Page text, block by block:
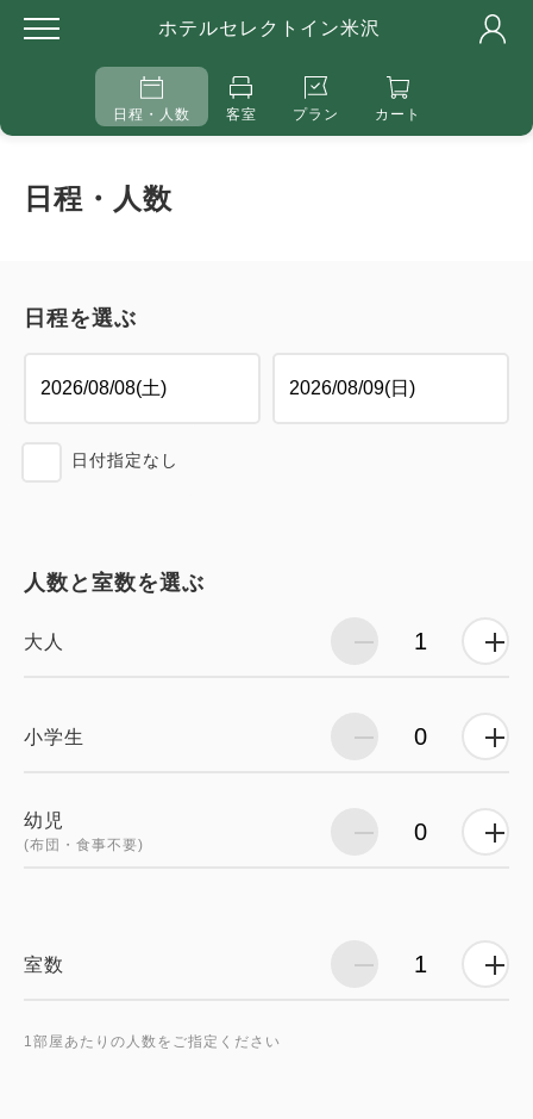
ホテルセレクトイン米沢
日程・人数 客室 プラン カート
日程・人数
日程を選ぶ
日付指定なし
人数と室数を選ぶ
大人
小学生
幼児
(布団・食事不要)
室数
1部屋あたりの人数をご指定ください